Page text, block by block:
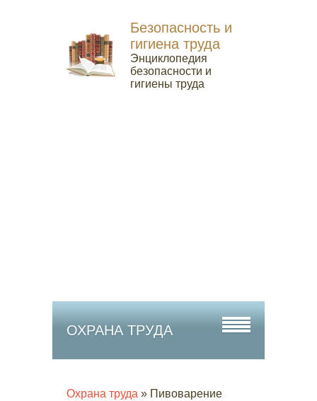
Безопасность и
гигиена труда
Энциклопедия
безопасности и
гигиены труда
ОХРАНА ТРУДА
Охрана труда » Пивоварение